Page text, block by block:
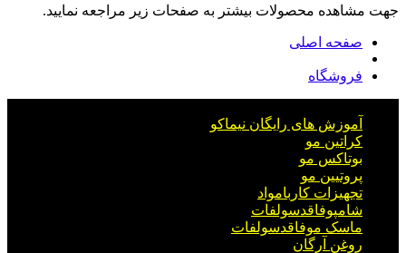
جهت مشاهده محصولات بیشتر به صفحات زیر مراجعه نمایید.
صفحه اصلی
فروشگاه
آموزش های رایگان نیماکو
کراتین مو
بوتاکس مو
پروتیین مو
تجهیزات کاربامواد
شامپوفاقدسولفات
ماسک موفاقدسولفات
روغن آرگان